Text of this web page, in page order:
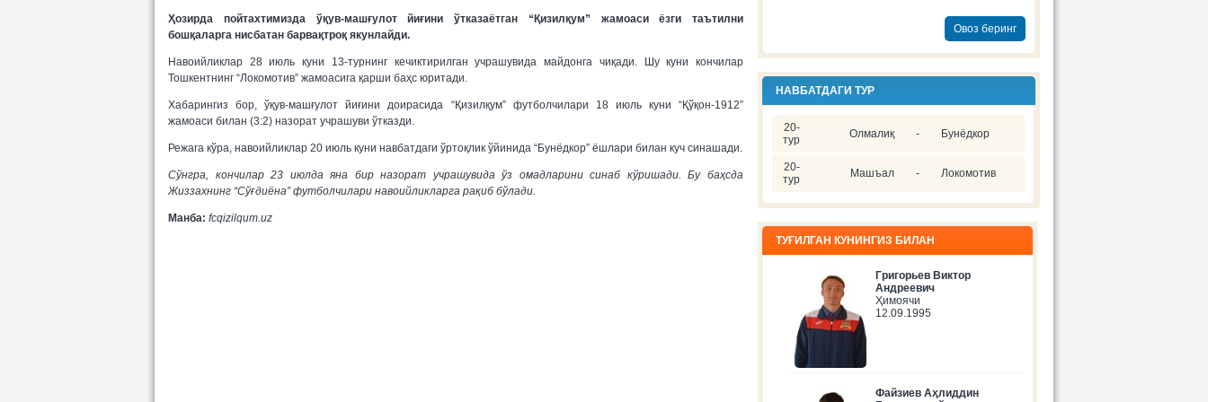
Ҳозирда пойтахтимизда ўқув-машғулот йиғини ўтказаётган “Қизилқум” жамоаси ёзги таътилни
бошқаларга нисбатан барвақтроқ якунлайди.
Навоийликлар 28 июль куни 13-турнинг кечиктирилган учрашувида майдонга чиқади. Шу куни кончилар
Тошкентнинг “Локомотив” жамоасига қарши баҳс юритади.
Хабарингиз бор, ўқув-машғулот йиғини доирасида “Қизилқум” футболчилари 18 июль куни “Қўқон-1912”
жамоаси билан (3:2) назорат учрашуви ўтказди.
Режага кўра, навоийликлар 20 июль куни навбатдаги ўртоқлик ўйинида “Бунёдкор” ёшлари билан куч синашади.
Сўнгра, кончилар 23 июлда яна бир назорат учрашувида ўз омадларини синаб кўришади. Бу баҳсда
Жиззахнинг “Сўғдиёна” футболчилари навоийликларга рақиб бўлади.
Манба: fcqizilqum.uz
Овоз беринг
НАВБАТДАГИ ТУР
20-
тур
Олмалиқ - Бунёдкор
20-
тур
Машъал - Локомотив
ТУҒИЛГАН КУНИНГИЗ БИЛАН
Григорьев Виктор
Андреевич
Ҳимоячи
12.09.1995
Файзиев Аҳлиддин